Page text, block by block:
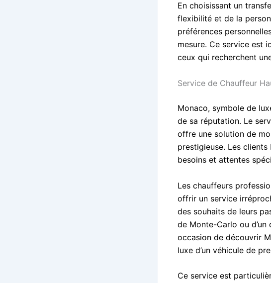
En choisissant un
flexibilité et de la
préférences
mesure. Ce service est
ceux qui recherchent
Service de Chauffeur
Monaco, symbole de
de sa réputation. Le
offre une solution de
prestigieuse. Les clients
besoins et attentes
Les chauffeurs
offrir un service
des souhaits de leurs
de Monte-Carlo ou
occasion de découvrir
luxe d’un véhicule de
Ce service est